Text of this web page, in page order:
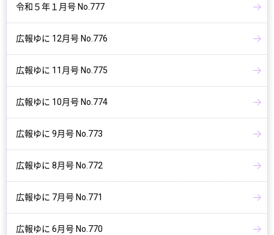
令和５年１月号 No.777
広報ゆに 12月号 No.776
広報ゆに 11月号 No.775
広報ゆに 10月号 No.774
広報ゆに 9月号 No.773
広報ゆに 8月号 No.772
広報ゆに 7月号 No.771
広報ゆに 6月号 No.770